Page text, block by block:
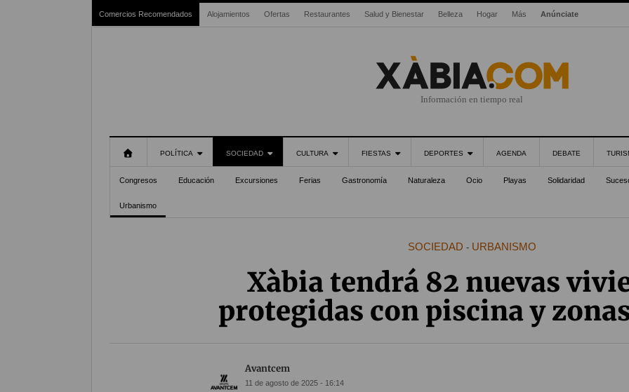
Comercios Recomendados Alojamientos Ofertas Restaurantes Salud y Bienestar Belleza Hogar Más Anúnciate
Información en tiempo real
POLÍTICA SOCIEDAD CULTURA FIESTAS DEPORTES AGENDA DEBATE
Congresos Educación Excursiones Ferias Gastronomía Naturaleza Ocio Playas Solidaridad
Urbanismo
SOCIEDAD - URBANISMO
Xàbia tendrá 82 nuevas
protegidas con piscina y
Avantcem
11 de agosto de 2025 - 16:14